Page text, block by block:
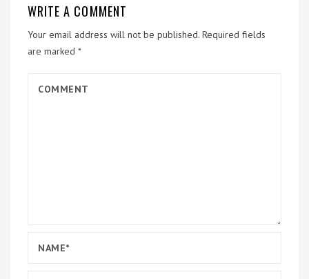
WRITE A COMMENT
Your email address will not be published. Required fields
are marked *